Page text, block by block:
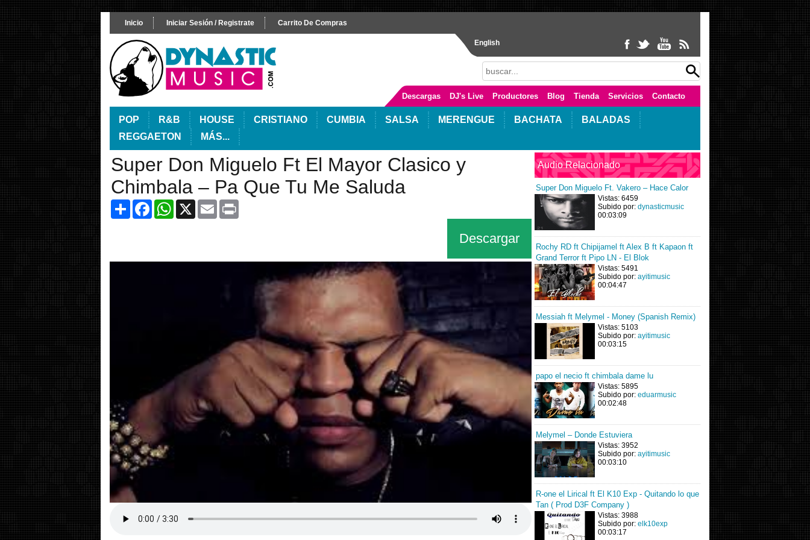
Inicio Iniciar Sesión / Registrate Carrito De Compras
English
Descargas DJ's Live Productores Blog Tienda Servicios Contacto
POP R&B HOUSE CRISTIANO CUMBIA SALSA MERENGUE BACHATA
BALADAS
REGGAETON
MÁS...
Super Don Miguelo Ft El Mayor Clasico y
Chimbala – Pa Que Tu Me Saluda
ShareFacebookWhatsApp
X Email
Descargar
Audio Relacionado
Super Don Miguelo Ft. Vakero – Hace Calor
Vistas: 6459
Subido por: dynasticmusic
00:03:09
Rochy RD ft Chipijamel ft Alex B ft Kapaon ft
Grand Terror ft Pipo LN - El Blok
Vistas: 5491
Subido por: ayitimusic
00:04:47
Messiah ft Melymel - Money (Spanish Remix)
Vistas: 5103
Subido por: ayitimusic
00:03:15
papo el necio ft chimbala dame lu
Vistas: 5895
Subido por: eduarmusic
00:02:48
Melymel – Donde Estuviera
Vistas: 3952
Subido por: ayitimusic
00:03:10
R-one el Lirical ft El K10 Exp - Quitando lo que
Tan ( Prod D3F Company )
Vistas: 3988
Subido por: elk10exp
00:03:17